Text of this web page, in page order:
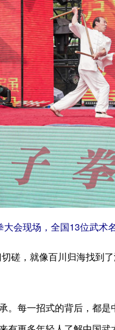
现场，全国13位武术
，就像百川归海找到
每一招式的背后，都是